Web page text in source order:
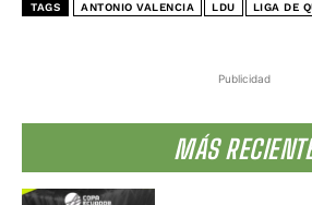
Publicidad
MÁS
TAGS ANTONIO VALENCIA LDU LIGA DE